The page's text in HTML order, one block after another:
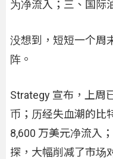
为净流入；三、国际
没想到，短短一个周
阵。
Strategy 宣布，上周
币；历经失血潮的比
8,600 万美元净流入
探，大幅削减了市场